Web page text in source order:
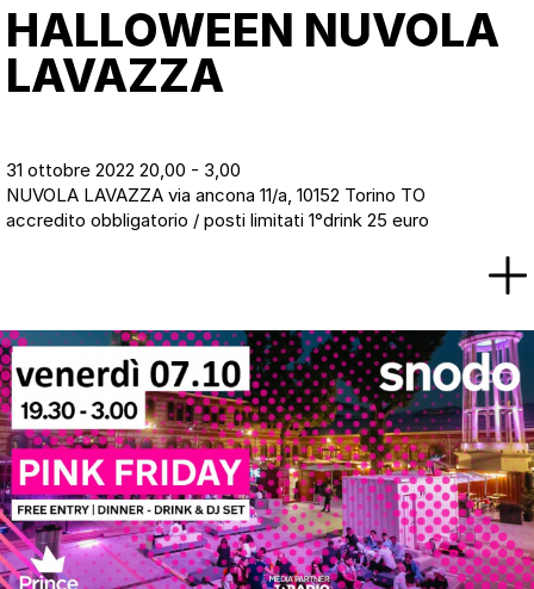
HALLOWEEN NUVOLA
LAVAZZA
31 ottobre 2022 20,00 - 3,00
NUVOLA LAVAZZA via ancona 11/a, 10152 Torino TO
accredito obbligatorio / posti limitati 1°drink 25 euro